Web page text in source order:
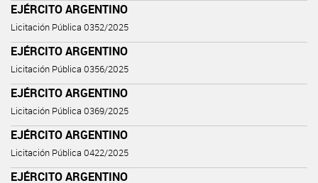
EJÉRCITO ARGENTINO
Licitación Pública 0352/2025
EJÉRCITO ARGENTINO
Licitación Pública 0356/2025
EJÉRCITO ARGENTINO
Licitación Pública 0369/2025
EJÉRCITO ARGENTINO
Licitación Pública 0422/2025
EJÉRCITO ARGENTINO